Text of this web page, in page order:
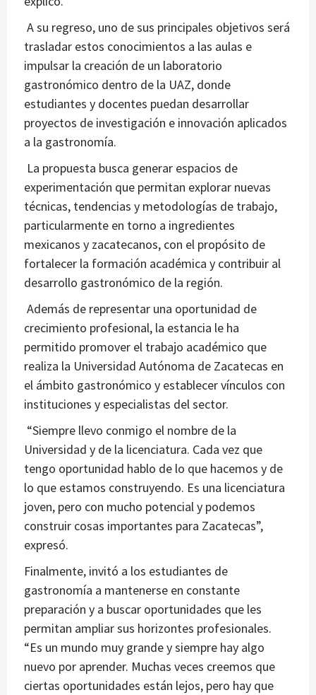
A su regreso, uno de sus principales objetivos será
trasladar estos conocimientos a las aulas e
impulsar la creación de un laboratorio
gastronómico dentro de la UAZ, donde
estudiantes y docentes puedan desarrollar
proyectos de investigación e innovación aplicados
a la gastronomía.
La propuesta busca generar espacios de
experimentación que permitan explorar nuevas
técnicas, tendencias y metodologías de trabajo,
particularmente en torno a ingredientes
mexicanos y zacatecanos, con el propósito de
fortalecer la formación académica y contribuir al
desarrollo gastronómico de la región.
Además de representar una oportunidad de
crecimiento profesional, la estancia le ha
permitido promover el trabajo académico que
realiza la Universidad Autónoma de Zacatecas en
el ámbito gastronómico y establecer vínculos con
instituciones y especialistas del sector.
“Siempre llevo conmigo el nombre de la
Universidad y de la licenciatura. Cada vez que
tengo oportunidad hablo de lo que hacemos y de
lo que estamos construyendo. Es una licenciatura
joven, pero con mucho potencial y podemos
construir cosas importantes para Zacatecas”,
expresó.
Finalmente, invitó a los estudiantes de
gastronomía a mantenerse en constante
preparación y a buscar oportunidades que les
permitan ampliar sus horizontes profesionales.
“Es un mundo muy grande y siempre hay algo
nuevo por aprender. Muchas veces creemos que
ciertas oportunidades están lejos, pero hay que